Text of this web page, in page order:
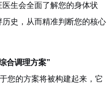
医生会全面了解您的身体状
史，从而精准判断您的核心
合调理方案”
您的方案将被构建起来，它